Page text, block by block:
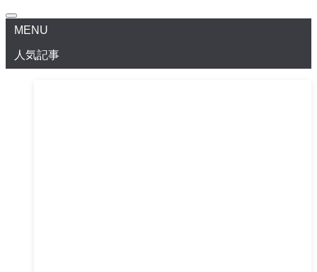
MENU
人気記事